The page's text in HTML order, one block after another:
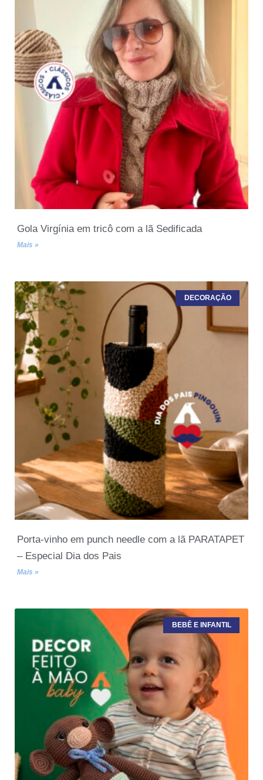
Gola Virgínia em tricô com a lã Sedificada
Mais »
DECORAÇÃO
Porta-vinho em punch needle com a lã PARATAPET
– Especial Dia dos Pais
Mais »
BEBÊ E INFANTIL